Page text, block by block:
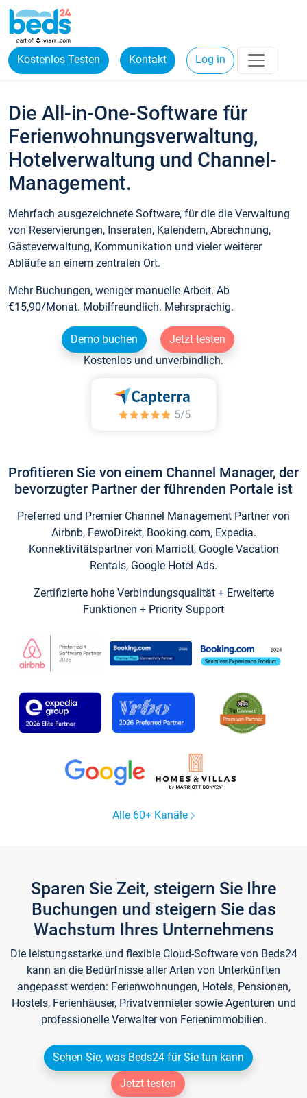
Kostenlos Testen Kontakt Log in
Die All-in-One-Software für
Ferienwohnungsverwaltung,
Hotelverwaltung und Channel-
Management.
Mehrfach ausgezeichnete Software, für die die Verwaltung
von Reservierungen, Inseraten, Kalendern, Abrechnung,
Gästeverwaltung, Kommunikation und vieler weiterer
Abläufe an einem zentralen Ort.
Mehr Buchungen, weniger manuelle Arbeit. Ab
€15,90/Monat. Mobilfreundlich. Mehrsprachig.
Demo buchen
Jetzt testen
Kostenlos und unverbindlich.
Profitieren Sie von einem Channel Manager, der
bevorzugter Partner der führenden Portale ist
Preferred und Premier Channel Management Partner von
Airbnb, FewoDirekt, Booking.com, Expedia.
Konnektivitätspartner von Marriott, Google Vacation
Rentals, Google Hotel Ads.
Zertifizierte hohe Verbindungsqualität + Erweiterte
Funktionen + Priority Support
Alle 60+ Kanäle
Sparen Sie Zeit, steigern Sie Ihre
Buchungen und steigern Sie das
Wachstum Ihres Unternehmens
Die leistungsstarke und flexible Cloud-Software von Beds24
kann an die Bedürfnisse aller Arten von Unterkünften
angepasst werden: Ferienwohnungen, Hotels, Pensionen,
Hostels, Ferienhäuser, Privatvermieter sowie Agenturen und
professionelle Verwalter von Ferienimmobilien.
Sehen Sie, was Beds24 für Sie tun kann
Jetzt testen